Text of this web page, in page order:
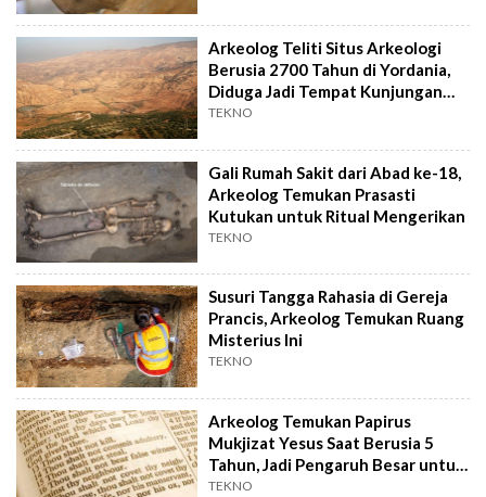
Arkeolog Teliti Situs Arkeologi
Berusia 2700 Tahun di Yordania,
Diduga Jadi Tempat Kunjungan
Raja Daud
TEKNO
Gali Rumah Sakit dari Abad ke-18,
Arkeolog Temukan Prasasti
Kutukan untuk Ritual Mengerikan
TEKNO
Susuri Tangga Rahasia di Gereja
Prancis, Arkeolog Temukan Ruang
Misterius Ini
TEKNO
Arkeolog Temukan Papirus
Mukjizat Yesus Saat Berusia 5
Tahun, Jadi Pengaruh Besar untuk
Agama Kristen di Dunia
TEKNO